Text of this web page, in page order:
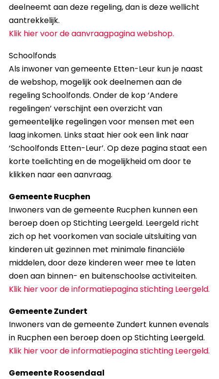
deelneemt aan deze regeling, dan is deze wellicht
aantrekkelijk.
Klik hier voor de aanvraagpagina webshop.
Schoolfonds
Als inwoner van gemeente Etten-Leur kun je naast
de webshop, mogelijk ook deelnemen aan de
regeling Schoolfonds. Onder de kop ‘Andere
regelingen’ verschijnt een overzicht van
gemeentelijke regelingen voor mensen met een
laag inkomen. Links staat hier ook een link naar
‘Schoolfonds Etten-Leur’. Op deze pagina staat een
korte toelichting en de mogelijkheid om door te
klikken naar een aanvraag.
Gemeente Rucphen
Inwoners van de gemeente Rucphen kunnen een
beroep doen op Stichting Leergeld. Leergeld richt
zich op het voorkomen van sociale uitsluiting van
kinderen uit gezinnen met minimale financiële
middelen, door deze kinderen weer mee te laten
doen aan binnen- en buitenschoolse activiteiten.
Klik hier voor de informatiepagina stichting Leergeld.
Gemeente Zundert
Inwoners van de gemeente Zundert kunnen evenals
in Rucphen een beroep doen op Stichting Leergeld.
Klik hier voor de informatiepagina stichting Leergeld.
Gemeente Roosendaal